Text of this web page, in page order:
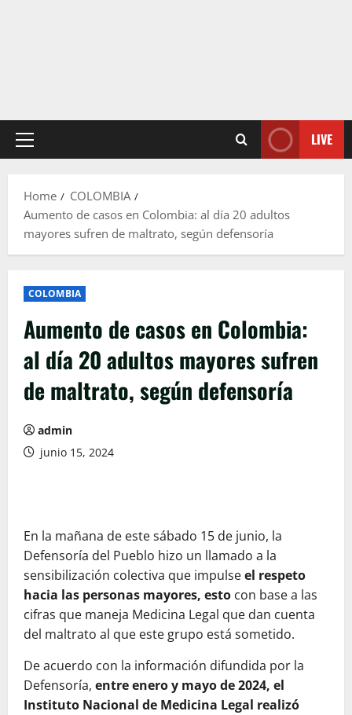
Primary
LIVE
Home
COLOMBIA
Aumento de casos en Colombia: al día 20 adultos
mayores sufren de maltrato, según defensoría
COLOMBIA
Aumento de casos en Colombia:
al día 20 adultos mayores sufren
de maltrato, según defensoría
admin
junio 15, 2024
En la mañana de este sábado 15 de junio, la
Defensoría del Pueblo hizo un llamado a la
sensibilización colectiva que impulseel respeto
hacia las personas mayores, esto con base a las
cifras que maneja Medicina Legal que dan cuenta
del maltrato al que este grupo está sometido.
De acuerdo con la información difundida por la
Defensoría, entre enero y mayo de 2024, el
Instituto Nacional de Medicina Legal realizó